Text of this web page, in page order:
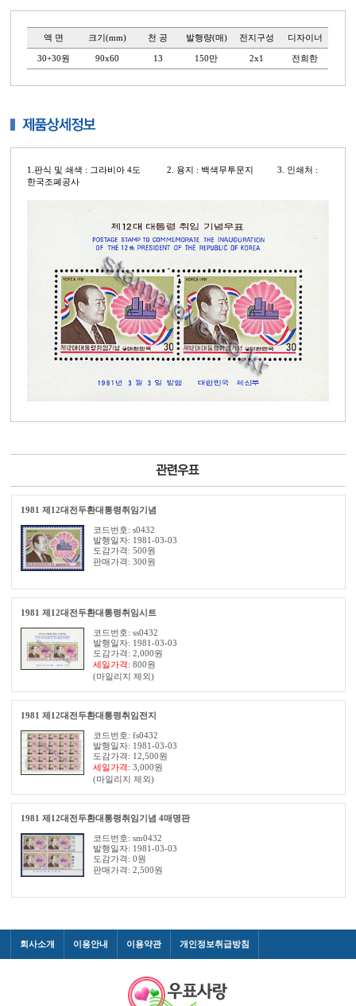
액 면 크기(mm) 천 공 발행량(매) 전지구성 디자이너
30+30원 90x60 13 150만 2x1 전희한
1.판식 및 쇄색 : 그라비아 4도 2. 용지 : 백색무투문지 3. 인쇄처 :
한국조폐공사
1981 제12대전두환대통령취임기념
코드번호: s0432
발행일자: 1981-03-03
도감가격: 500원
판매가격:300원
1981 제12대전두환대통령취임시트
코드번호: ss0432
발행일자: 1981-03-03
도감가격: 2,000원
세일가격:800원
(마일리지 제외)
1981 제12대전두환대통령취임전지
코드번호: fs0432
발행일자: 1981-03-03
도감가격: 12,500원
세일가격:3,000원
(마일리지 제외)
1981 제12대전두환대통령취임기념 4매명판
코드번호: sm0432
발행일자: 1981-03-03
도감가격: 0원
판매가격:2,500원
회사소개 이용안내 이용약관 개인정보취급방침